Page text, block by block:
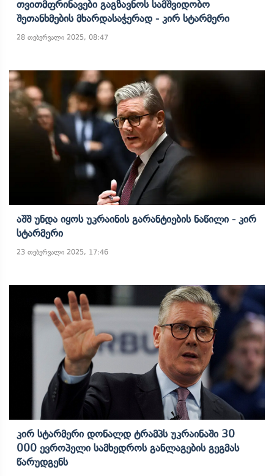
Თვითმფრინავები Გაგზავნოს Სამშვიდობო
Შეთანხმების Მხარდასაჭერად - Კირ Სტარმერი
28 თებერვალი 2025, 08:47
Აშშ Უნდა Იყოს Უკრაინის Გარანტიების Ნაწილი - Კირ
Სტარმერი
23 თებერვალი 2025, 17:46
Კირ Სტარმერი Დონალდ Ტრამპს Უკრაინაში 30
000 Ევროპელი Სამხედროს Განლაგების Გეგმას
Წარუდგენს